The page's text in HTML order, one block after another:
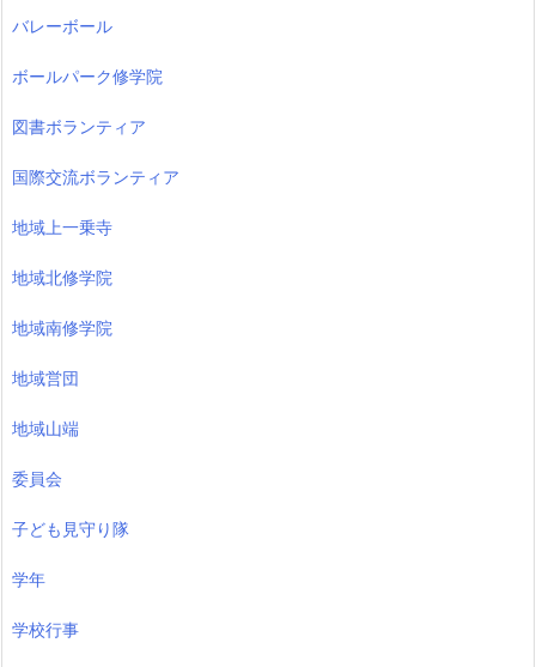
バレーボール
ボールパーク修学院
図書ボランティア
国際交流ボランティア
地域上一乗寺
地域北修学院
地域南修学院
地域営団
地域山端
委員会
子ども見守り隊
学年
学校行事